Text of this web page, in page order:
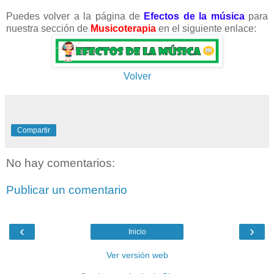
Puedes volver a la página de Efectos de la músicapara
nuestra sección de Musicoterapia en el siguiente enlace:
Volver
Compartir
No hay comentarios:
Publicar un comentario
‹ ›
Inicio
Ver versión web